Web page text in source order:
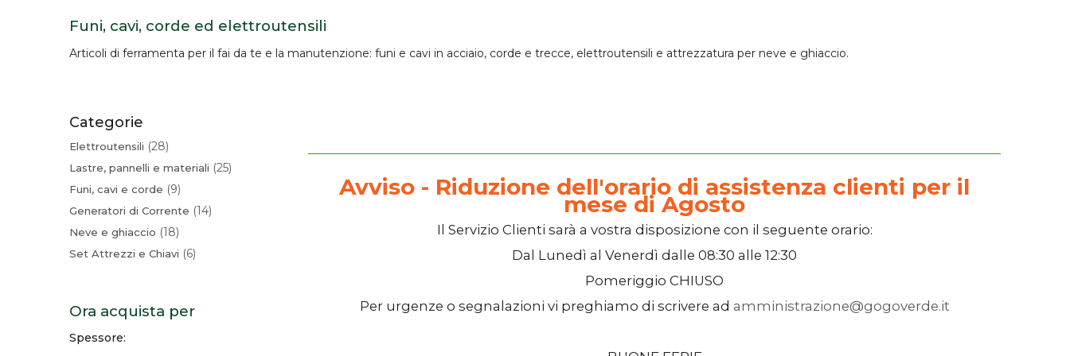
Funi, cavi, corde ed elettroutensili
Articoli di ferramenta per il fai da te e la manutenzione: funi e cavi in acciaio, corde e trecce, elettroutensili e attrezzatura per neve e ghiaccio.
Categorie
Elettroutensili 28
Lastre, pannelli e materiali 25
Funi, cavi e corde 9
Generatori di Corrente 14
Neve e ghiaccio 18
Set Attrezzi e Chiavi 6
Ora acquista per
Spessore
Avviso - Riduzione dell'orario di assistenza clienti per il
mese di Agosto
Il Servizio Clienti sarà a vostra disposizione con il seguente orario:
Dal Lunedì al Venerdì dalle 08:30 alle 12:30
Pomeriggio CHIUSO
Per urgenze o segnalazioni vi preghiamo di scrivere ad amministrazione@gogoverde.it